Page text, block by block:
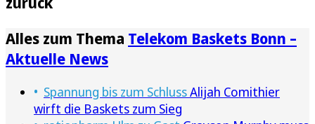
Alles zum Thema Telekom Baskets Bonn –
Aktuelle News
Spannung bis zum SchlussAlijah Comithier
wirft die Baskets zum Sieg